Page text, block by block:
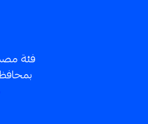
فئة